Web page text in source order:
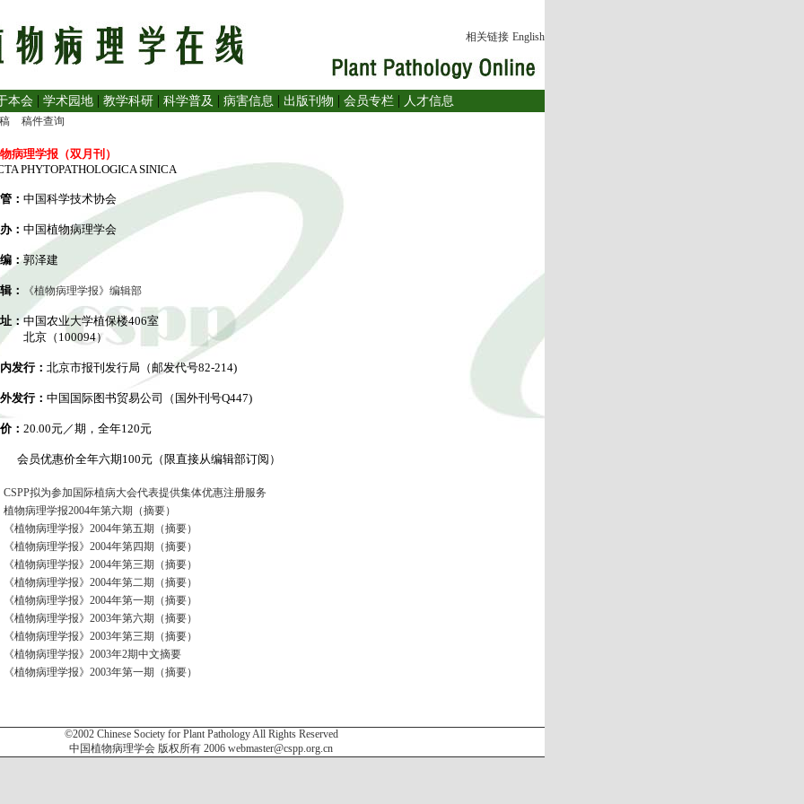
相关链接 English
本会 | 学术园地 | 教学科研 | 科学普及 | 病害信息 | 出版刊物 | 会员专栏 | 人才信息
稿件查询
病理学报（双月刊）
PHYTOPATHOLOGICA SINICA
： 中国科学技术协会
： 中国植物病理学会
：郭泽建
： 《植物病理学报》编辑部
：中国农业大学植保楼406室
京（100094）
发行： 北京市报刊发行局（邮发代号82-214)
发行： 中国国际图书贸易公司（国外刊号Q447)
： 20.00元／期，全年120元
优惠价全年六期100元（限直接从编辑部订阅）
CSPP拟为参加国际植病大会代表提供集体优惠注册服务
植物病理学报2004年第六期（摘要）
《植物病理学报》2004年第五期（摘要）
《植物病理学报》2004年第四期（摘要）
《植物病理学报》2004年第三期（摘要）
《植物病理学报》2004年第二期（摘要）
《植物病理学报》2004年第一期（摘要）
《植物病理学报》2003年第六期（摘要）
《植物病理学报》2003年第三期（摘要）
《植物病理学报》2003年2期中文摘要
《植物病理学报》2003年第一期（摘要）
©2002 Chinese Society for Plant Pathology All Rights Reserved
中国植物病理学会 版权所有 2006 webmaster@cspp.org.cn